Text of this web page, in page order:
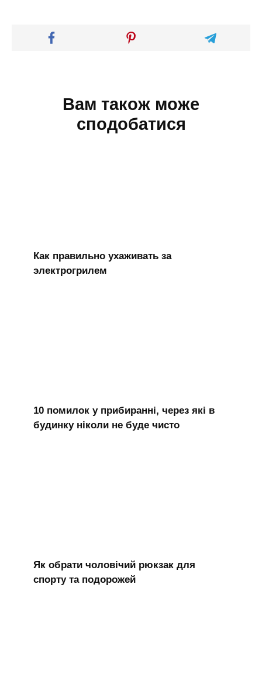
Вам також може
сподобатися
Как правильно ухаживать за
электрогрилем
10 помилок у прибиранні, через які в
будинку ніколи не буде чисто
Як обрати чоловічий рюкзак для
спорту та подорожей